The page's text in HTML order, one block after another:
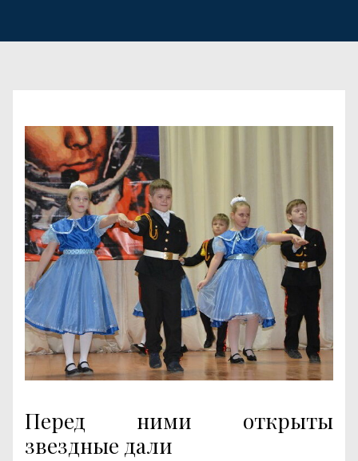
Перед ними открыты
звездные дали